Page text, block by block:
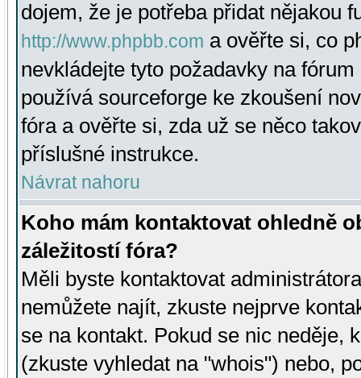
dojem, že je potřeba přidat nějakou
http://www.phpbb.com a ověřte si, co
nevkládejte tyto požadavky na
používá sourceforge ke zkoušení
fóra a ověřte si, zda už se něco
příslušné instrukce.
Návrat nahoru
Koho mám kontaktovat ohledně
záležitostí fóra?
Měli byste kontaktovat
nemůžete najít, zkuste nejprve
se na kontakt. Pokud se nic neděje,
(zkuste vyhledat na "whois") nebo,